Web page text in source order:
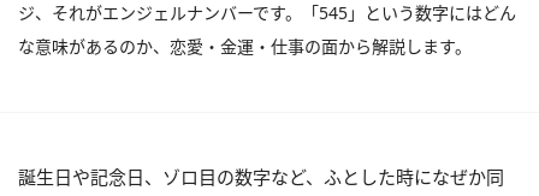
ジ、それがエンジェルナンバーです。「545」という数字にはどん
な意味があるのか、恋愛・金運・仕事の面から解説します。
誕生日や記念日、ゾロ目の数字など、ふとした時になぜか同